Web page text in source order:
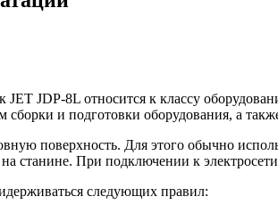
JDP-8L относится к классу
сборки и подготовки оборудования, а
поверхность. Для этого обычно
станине. При подключении к
следующих правил: